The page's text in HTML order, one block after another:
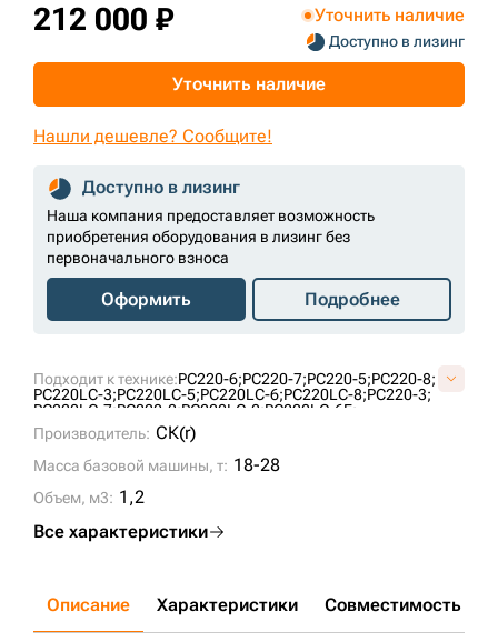
Подходит к технике:PC220-6;PC220-7;PC220-5;PC220-8;
PC220LC-3;PC220LC-5;PC220LC-6;PC220LC-8;PC220-3;
PC220LC-7;PC220-2;PC220LC-2;PC220LC-6E;
PC220-8M0;
SE220;PC220;
Производитель: СК(r)
Масса базовой машины, т: 18-28
Объем, м3: 1,2
Все характеристики
212 000 ₽ Уточнить наличие
Доступно в лизинг
Уточнить наличие
Нашли дешевле? Сообщите!
Доступно в лизинг
Наша компания предоставляет возможность
приобретения оборудования в лизинг без
первоначального взноса
Оформить Подробнее
Описание Характеристики Совместимость